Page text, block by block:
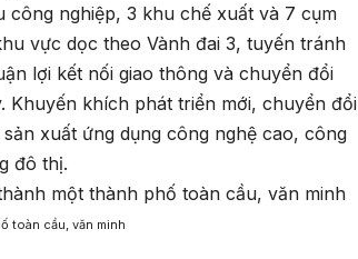
nghiệp, 3 khu chế xuất và 7 cụm
vực dọc theo Vành đai 3, tuyến tránh
lợi kết nối giao thông và chuyển đổi
Khuyến khích phát triển mới, chuyển đổi
xuất ứng dụng công nghệ cao, công
đô thị.
toàn cầu, văn minh